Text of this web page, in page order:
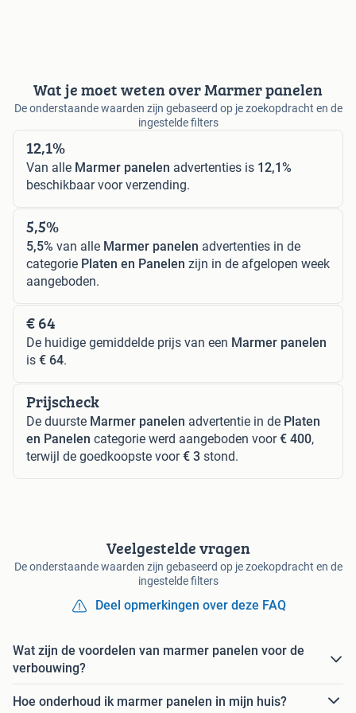
Wat je moet weten over Marmer panelen
De onderstaande waarden zijn gebaseerd op je zoekopdracht en de
ingestelde filters
12,1%
Van alle Marmer panelen advertenties is 12,1%
beschikbaar voor verzending.
5,5%
5,5% van alle Marmer panelen advertenties in de
categorie Platen en Panelen zijn in de afgelopen week
aangeboden.
€ 64
De huidige gemiddelde prijs van een Marmer panelen
is € 64.
Prijscheck
De duurste Marmer panelen advertentie in de Platen
en Panelen categorie werd aangeboden voor€ 400,
terwijl de goedkoopste voor€ 3 stond.
Veelgestelde vragen
De onderstaande waarden zijn gebaseerd op je zoekopdracht en de
ingestelde filters
Deel opmerkingen over deze FAQ
Wat zijn de voordelen van marmer panelen voor de
verbouwing?
Hoe onderhoud ik marmer panelen in mijn huis?